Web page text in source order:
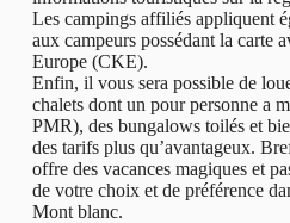
Les campings affiliés appliquent
aux campeurs possédant la carte
Europe (CKE).
Enfin, il vous sera possible de
chalets dont un pour personne a
PMR), des bungalows toilés et
des tarifs plus qu’avantageux.
offre des vacances magiques et
de votre choix et de préférence
Mont blanc.